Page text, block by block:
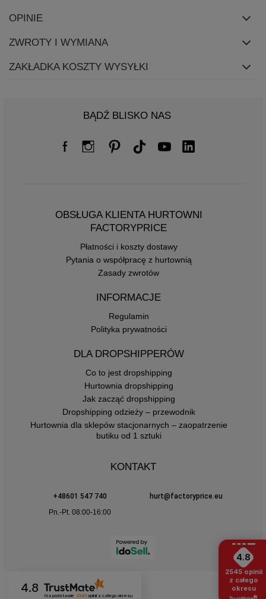
OPINIE
ZWROTY I WYMIANA
ZAKŁADKA KOSZTY WYSYŁKI
BĄDŹ BLISKO NAS
OBSŁUGA KLIENTA HURTOWNI
FACTORYPRICE
Płatności i koszty dostawy
Pytania o współpracę z hurtownią
Zasady zwrotów
INFORMACJE
Regulamin
Polityka prywatności
DLA DROPSHIPPERÓW
Co to jest dropshipping
Hurtownia dropshipping
Jak zacząć dropshipping
Dropshipping odzieży – przewodnik
Hurtownia dla sklepów stacjonarnych – zaopatrzenie
butiku od 1 sztuki
KONTAKT
+48601 547 740
hurt@factoryprice.eu
Pn.-Pt. 08:00-16:00
4.8
Na podstawie 2545opinii z całego okresu
4.8
2545 opinii
z całego
okresu